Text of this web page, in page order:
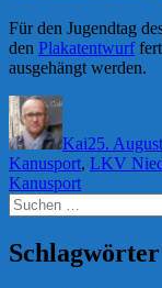
Für den Jugendtag
den Plakatentwurf
ausgehängt werden.
Autor
Kai25.
Kanusport, LKV
Kanusport
Suchen
nach:
Schlagwörter